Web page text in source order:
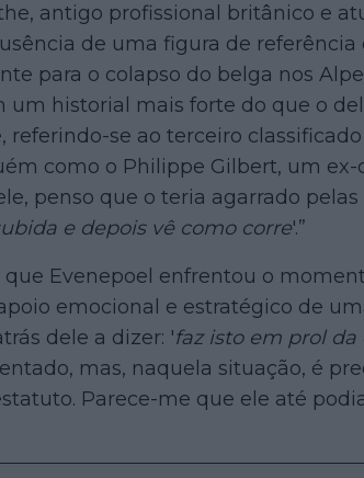
antigo profissional britânico e
de uma figura de
para o colapso do belga nos
um historial mais forte do que o
referindo-se ao terceiro
como o Philippe Gilbert, um
penso que o teria agarrado pelas
e depois vê como corre'.”
Evenepoel enfrentou o
emocional e estratégico de
dele a dizer: 'faz isto em prol da
mas, naquela situação, é
Parece-me que ele até